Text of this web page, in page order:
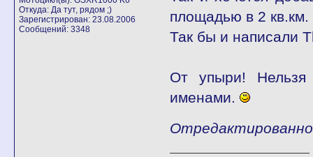
Откуда: Да тут, рядом ;)
Зарегистрирован: 23.08.2006
Сообщений: 3348
площадью в 2 кв.км.
Так бы и написали
От упыри!
именами.